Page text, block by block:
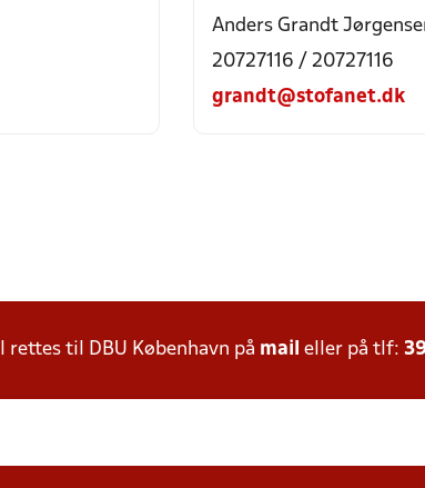
Anders Grandt
20727116 / 20727116
grandt@stofanet.dk
til DBU København på mail eller på tlf: